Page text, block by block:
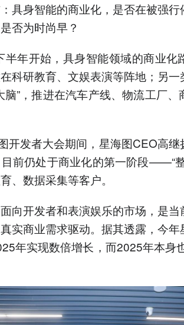
具身智能的商业化，是否在被强
否为时尚早？
半年开始，具身智能领域的商业化
科研教育、文娱表演等阵地；另
脑”，推进在汽车产线、物流工厂
开发者大会期间，星海图CEO高
前仍处于商业化的第一阶段——“
、数据采集等客户。
向开发者和表演娱乐的市场，是
实商业需求驱动。据其透露，今
年实现数倍增长，而2025年本身